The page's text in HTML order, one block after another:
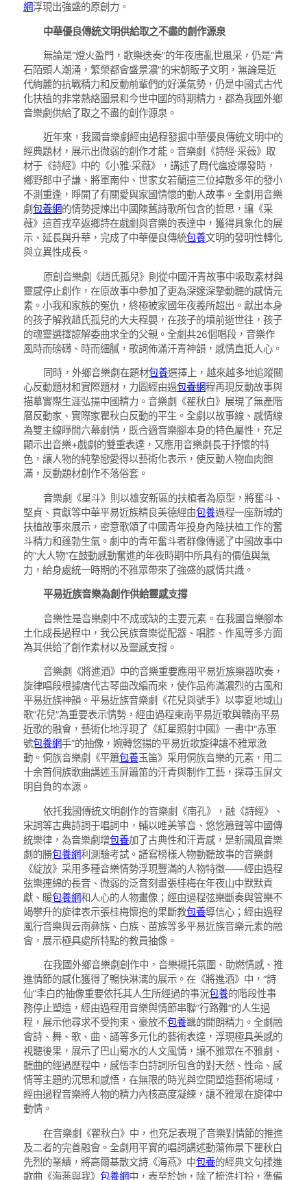
網浮現出強盛的原創力。
中華優良傳統文明供給取之不盡的創作源泉
無論是“燈火盈門，歌樂迭奏”的年夜唐亂世風采，仍是“青
石陌頭人潮涌，繁榮都會盛景濃”的宋朝販子文明，無論是近
代絢麗的抗戰精力和反動前輩們的好漢氣勢，仍是中國式古代
化扶植的非常熱絡圖景和今世中國的時期精力，都為我國外鄉
音樂劇供給了取之不盡的創作源泉。
近年來，我國音樂劇經由過程發掘中華優良傳統文明中的
經典題材，展示出微弱的創作才能。音樂劇《詩經·采薇》取
材于《詩經》中的《小雅·采薇》，講述了周代瘟疫爆發時，
鄉野郎中子謙、將軍南仲、世家女若蘭這三位掉散多年的發小
不測重逢，睜開了有關愛與家國情懷的動人故事。全劇用音樂
劇包養網的情勢提煉出中國陳舊詩歌所包含的哲思，讓《采
薇》這首戎卒返鄉詩在戲劇與音樂的表達中，獲得具象化的展
示、延長與升華，完成了中華優良傳統包養文明的發明性轉化
與立異性成長。
原創音樂劇《趙氏孤兒》則從中國汗青故事中吸取素材與
靈感停止創作，在原故事中參加了更為深邃深摯動聽的感情元
素。小我和家族的冤仇，終極被家國年夜義所超出。獻出本身
的孩子解救趙氏孤兒的大夫程嬰，在孩子的墳前逝世往，孩子
的魂靈選擇諒解委曲求全的父親。全劇共26個唱段，音樂作
風時而磅礴、時而細膩，歌詞佈滿汗青神韻，感情直抵人心。
同時，外鄉音樂劇在題材包養選擇上，越來越多地追蹤關
心反動題材和實際題材，力圖經由過包養網程再現反動故事與
描摹實際生涯弘揚中國精力。音樂劇《瞿秋白》展現了無產階
層反動家、實際家瞿秋白反動的平生。全劇以故事線、感情線
為雙主線睜開六幕劇情，既合適音樂腳本身的特色屬性，充足
顯示出音樂+戲劇的雙重表達，又應用音樂劇長于抒懷的特
色，讓人物的純摯戀愛得以藝術化表示，使反動人物血肉飽
滿，反動題材創作不落俗套。
音樂劇《星斗》則以雄安新區的扶植者為原型，將奮斗、
堅貞、貢獻等中華平易近族精良美德經由包養過程一座新城的
扶植故事來展示，密意歌頌了中國青年投身內陸扶植工作的奮
斗精力和蓬勃生氣。劇中的青年奮斗者群像傳遞了中國故事中
的“大人物”在鼓動感動奮進的年夜時期中所具有的價值與氣
力，給身處統一時期的不雅眾帶來了強盛的感情共識。
平易近族音樂為創作供給靈感支撐
音樂性是音樂劇中不成或缺的主要元素。在我國音樂腳本
土化成長過程中，我公民族音樂從配器、唱腔、作風等多方面
為其供給了創作素材以及靈感支撐。
音樂劇《將進酒》中的音樂重要應用平易近族樂器吹奏，
旋律唱段根據唐代古琴曲改編而來，使作品佈滿濃烈的古風和
平易近族神韻。平易近族音樂劇《花兒與號手》以寧夏地域山
歌“花兒”為重要表示情勢，經由過程東南平易近歌與贛南平易
近歌的融會，藝術化地浮現了《紅星照射中國》一書中“赤軍
號包養網手”的抽像，婉轉悠揚的平易近歌旋律讓不雅眾激
動。侗族音樂劇《平簫包養玉笛》采用侗族音樂的元素，用二
十余首侗族歌曲講述玉屏簫笛的汗青與制作工藝，探尋玉屏文
明自負的本源。
依托我國傳統文明創作的音樂劇《南孔》，融《詩經》、
宋詞等古典詩詞于唱詞中，輔以唯美箏音、悠悠簫聲等中國傳
統樂律，為音樂劇增包養加了古典性和汗青感，是新國風音樂
劇的勝包養網利測驗考試。譜寫榜樣人物動聽故事的音樂劇
《綻放》采用多種音樂情勢浮現豐滿的人物特徵——經由過程
弦樂連綿的長音、微弱的泛音刻畫張桂梅在年夜山中默默貢
獻、暖包養網和人心的人物畫像；經由過程弦樂斷奏與管樂不
竭攀升的旋律表示張桂梅懷抱的果斷教包養導信心；經由過程
風行音樂與云南彝族、白族、苗族等多平易近族音樂元素的融
會，展示極具處所特點的教員抽像。
在我國外鄉音樂劇創作中，音樂襯托氛圍、助燃情感、推
進情節的感化獲得了暢快淋漓的展示。在《將進酒》中，“詩
仙”李白的抽像重要依托其人生所經過的事況包養的階段性事
務停止塑造，經由過程用音樂與情節串聯“行路難”的人生過
程，展示他尋求不受拘束、豪放不包養羈的開朗精力。全劇融
會詩、舞、歌、曲、誦等多元化的藝術表達，浮現極具美感的
視聽後果，展示了巴山蜀水的人文風情，讓不雅眾在不雅劇、
聽曲的經過歷程中，感悟李白詩詞所包含的對天然、性命、感
情等主題的沉思和感悟，在無限的時光與空間塑造藝術場域，
經由過程音樂將人物的精力內核高度凝練，讓不雅眾在旋律中
動情。
在音樂劇《瞿秋白》中，也充足表現了音樂對情節的推進
及二者的完善融會。全劇用平實的唱詞講述動蕩佈景下瞿秋白
先烈的業績，將高爾基散文詩《海燕》中包養的經典文句揉進
歌曲《海燕與我》 包養網中，表至於她，除了梳洗打扮，準備